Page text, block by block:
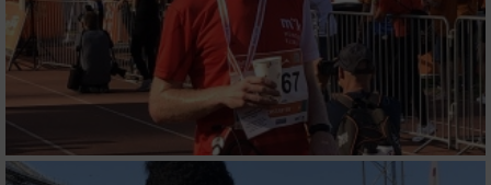
Verwendung genauer Standortdaten
Geräte anhand von aktiv angeforderten
Informationen identifizieren
Nicht-IAB-Verarbeitungszwecke: